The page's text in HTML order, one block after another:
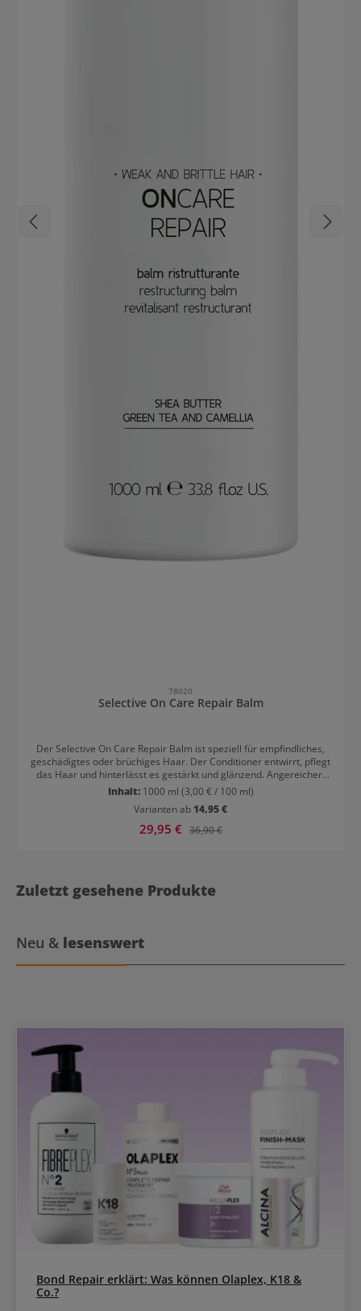
78020
Selective On Care Repair Balm
Der Selective On Care Repair Balm ist speziell für empfindliches,
geschädigtes oder brüchiges Haar. Der Conditioner entwirrt, pflegt
das Haar und hinterlässt es gestärkt und glänzend. Angereichert
mit Sheabutter, grünem Tee und Kamelie sorgt er für eine
Tiefenreparatur der geschädigten Haarstruktur. Die Inhaltsstoffe
regenerieren, schützen, spenden Feuchtigkeit und sorgen für Glanz
Auf das gewaschene und handtuchtrockene Haar auftragen.
Inhalt: 1000 ml (3,00 € / 100 ml)
Varianten ab 14,95 €
Verkaufspreis:
29,95 € Regulärer Preis:
36,90 €
Zuletzt gesehene Produkte
Neu & lesenswert
Bond Repair erklärt: Was können Olaplex, K18 &
Co.?